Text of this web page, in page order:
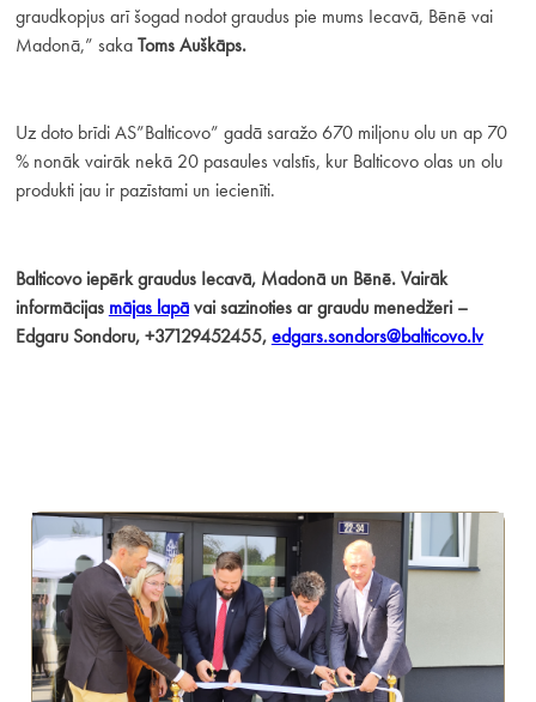
graudkopjus arī šogad nodot graudus pie mums Iecavā, Bēnē vai
Madonā,” sakaToms Auškāps.
Uz doto brīdi AS”Balticovo” gadā saražo 670 miljonu olu un ap 70
% nonāk vairāk nekā 20 pasaules valstīs, kur Balticovo olas un olu
produkti jau ir pazīstami un iecienīti.
Balticovo iepērk graudus Iecavā, Madonā un Bēnē. Vairāk
informācijas mājas lapāvai sazinoties ar graudu menedžeri –
Edgaru Sondoru, +37129452455,edgars.sondors@balticovo.lv